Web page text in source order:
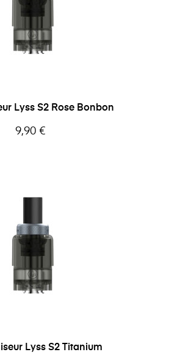
Lyss S2 Rose Bonbon
Prix
9,90 €
Lyss S2 Titanium